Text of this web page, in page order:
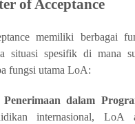
of Acceptance
memiliki berbagai
situasi spesifik di mana
fungsi utama LoA:
dalam
internasional, LoA